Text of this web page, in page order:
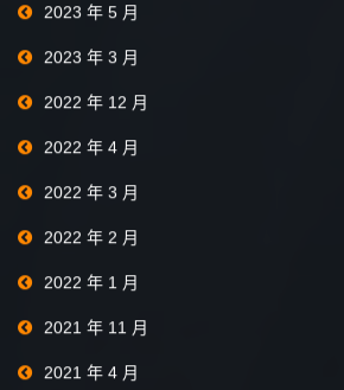
2023 年 5 月
2023 年 3 月
2022 年 12 月
2022 年 4 月
2022 年 3 月
2022 年 2 月
2022 年 1 月
2021 年 11 月
2021 年 4 月